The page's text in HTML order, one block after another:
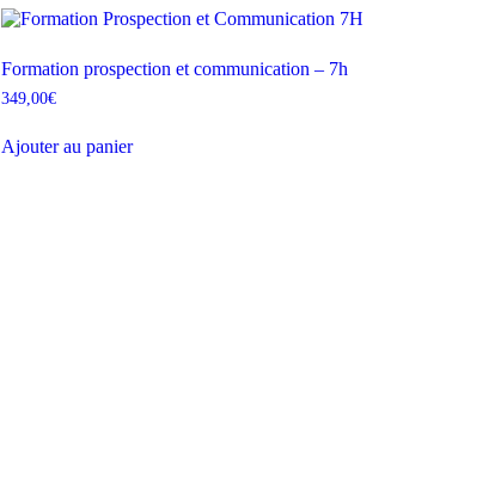
Formation prospection et communication – 7h
349,00€
Ajouter au panier